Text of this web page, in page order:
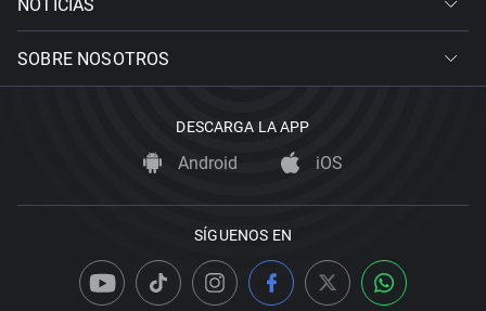
NOTICIAS
SOBRE NOSOTROS
DESCARGA LA APP
Android iOS
SÍGUENOS EN